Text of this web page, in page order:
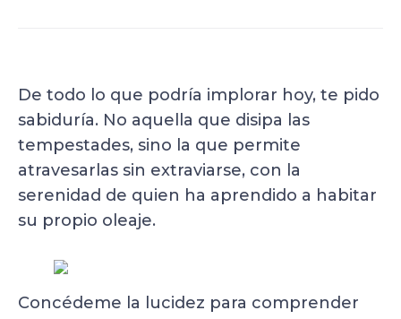
De todo lo que podría implorar hoy, te pido
sabiduría. No aquella que disipa las
tempestades, sino la que permite
atravesarlas sin extraviarse, con la
serenidad de quien ha aprendido a habitar
su propio oleaje.
Concédeme la lucidez para comprender